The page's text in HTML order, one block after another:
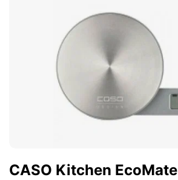
CASO Kitchen EcoMate